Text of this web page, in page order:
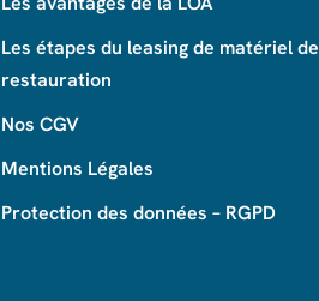
Les étapes du leasing de matériel de
restauration
Nos CGV
Mentions Légales
Protection des données – RGPD